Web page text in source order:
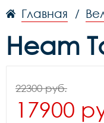
Главная /
Heam
22300 руб.
17900